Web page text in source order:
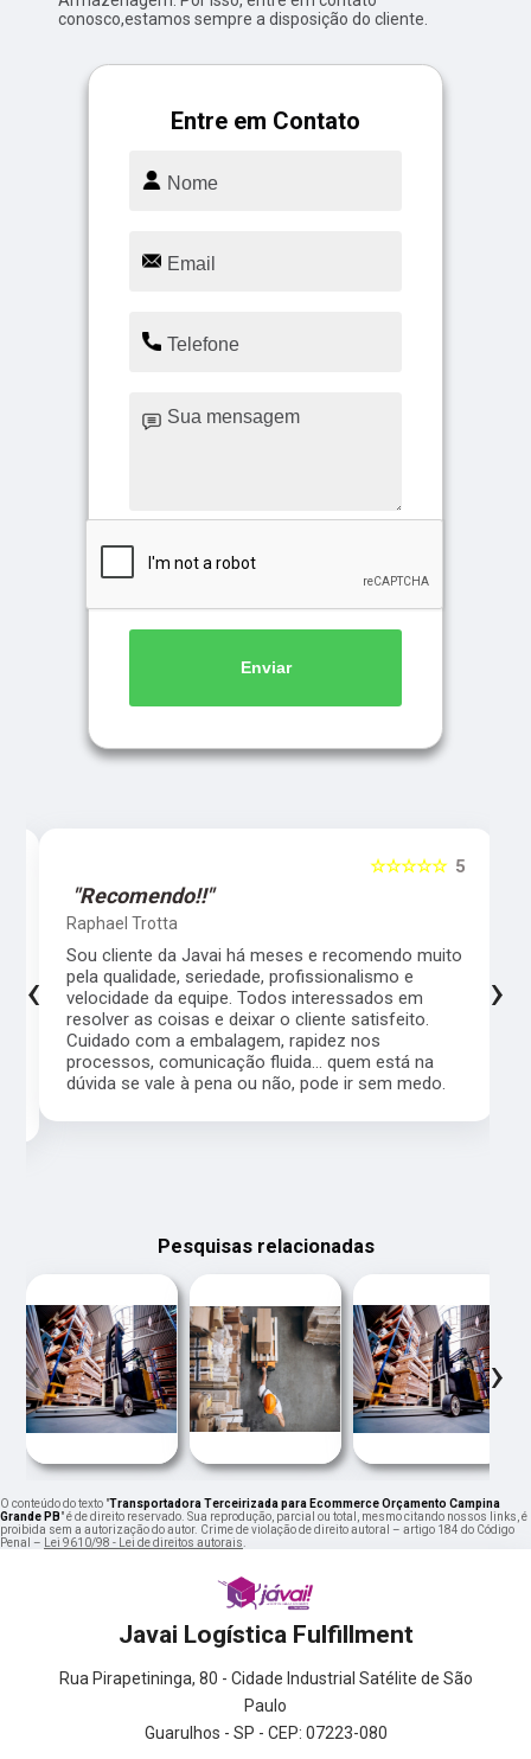
conosco,estamos sempre a disposição do cliente.
Entre em Contato
Enviar
5
☆☆☆☆☆
"Recomendo!!"
Raphael Trotta
Sou cliente da Javai há meses e recomendo muito
pela qualidade, seriedade, profissionalismo e
velocidade da equipe. Todos interessados em
resolver as coisas e deixar o cliente satisfeito.
Cuidado com a embalagem, rapidez nos
processos, comunicação fluida... quem está na
dúvida se vale à pena ou não, pode ir sem medo.
‹ ›
Pesquisas relacionadas
‹ ›
O conteúdo do texto "Transportadora Terceirizada para Ecommerce Orçamento Campina
Grande PB" é de direito reservado. Sua reprodução, parcial ou total, mesmo citando nossos links, é
proibida sem a autorização do autor. Crime de violação de direito autoral – artigo 184 do Código
Penal –
Lei 9610/98 - Lei de direitos autorais
Javai Logística Fulfillment
Rua Pirapetininga, 80 - Cidade Industrial Satélite de São
Paulo
Guarulhos - SP - CEP: 07223-080